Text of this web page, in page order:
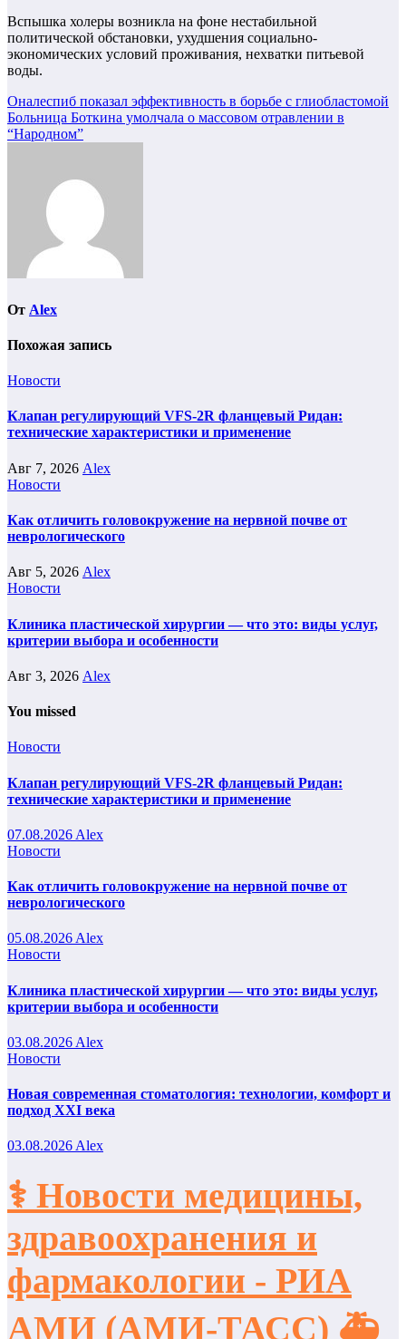
Вспышка холеры возникла на фоне нестабильной
политической обстановки, ухудшения социально-
экономических условий проживания, нехватки питьевой
воды.
Навигация
по
Оналеспиб показал эффективность в борьбе с глиобластомой
Больница Боткина умолчала о массовом отравлении в
“Народном”
От Alex
Похожая запись
Новости
Клапан регулирующий VFS-2R фланцевый Ридан:
технические характеристики и применение
Авг 7, 2026 Alex
Новости
Как отличить головокружение на нервной почве от
неврологического
Авг 5, 2026 Alex
Новости
Клиника пластической хирургии — что это: виды услуг,
критерии выбора и особенности
Авг 3, 2026 Alex
You missed
Новости
Клапан регулирующий VFS-2R фланцевый Ридан:
технические характеристики и применение
07.08.2026 Alex
Новости
Как отличить головокружение на нервной почве от
неврологического
05.08.2026 Alex
Новости
Клиника пластической хирургии — что это: виды услуг,
критерии выбора и особенности
03.08.2026 Alex
Новости
Новая современная стоматология: технологии, комфорт и
подход XXI века
03.08.2026Alex
⚕️ Новости медицины,
здравоохранения и
фармакологии - РИА
АМИ (АМИ-ТАСС) 🚑